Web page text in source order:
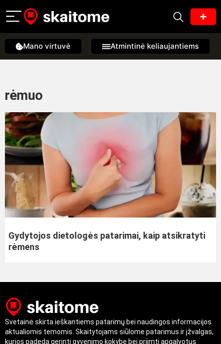
Mano virtuvė Atmintinė keliaujantiems
rėmuo
Gydytojos dietologės patarimai, kaip atsikratyti
rėmens
Svetainė skirta ieškantiems patarimų bei naudingos informacijos
aktualiomis temomis. Skaitytojams siūlome patarimus ir įžvalgas,
kurios padeda gerinti gyvenimo kokybę bei priimti apgalvotus